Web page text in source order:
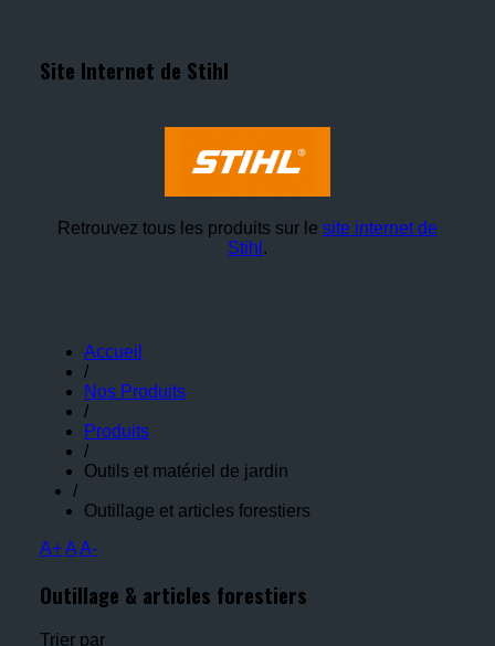
Site Internet de Stihl
Retrouvez tous les produits sur le site internet de
Stihl .
Accueil
/
Nos Produits
/
Produits
/
Outils et matériel de jardin
/
Outillage et articles forestiers
A+AA-
Outillage & articles forestiers
Trier par